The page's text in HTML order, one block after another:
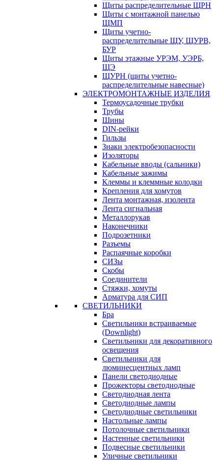
Щиты распределительные ЩРН
Щиты с монтажной панелью
ЩМП
Щиты учетно-
распределительные ЩУ, ЩУРВ,
БУР
Щиты этажные УРЭМ, УЭРБ,
ЩЭ
ЩУРН (щиты учетно-
распределительные навесные)
ЭЛЕКТРОМОНТАЖНЫЕ ИЗДЕЛИЯ
Термоусадочные трубки
Трубы
Шины
DIN-рейки
Гильзы
Знаки электробезопасности
Изоляторы
Кабельные вводы (сальники)
Кабельные зажимы
Клеммы и клеммные колодки
Крепления для хомутов
Лента монтажная, изолента
Лента сигнальная
Металлорукав
Наконечники
Подрозетники
Разъемы
Распаячные коробки
СИЗы
Скобы
Соединители
Стяжки, хомуты
Арматура для СИП
СВЕТИЛЬНИКИ
Бра
Светильники встраиваемые
(Downlight)
Светильники для декоративного
освещения
Светильники для
люминесцентных ламп
Панели светодиодные
Прожекторы светодиодные
Светодиодная лента
Светодиодные лампы
Светодиодные светильники
Настольные лампы
Потолочные светильники
Настенные светильники
Подвесные светильники
Уличные светильники